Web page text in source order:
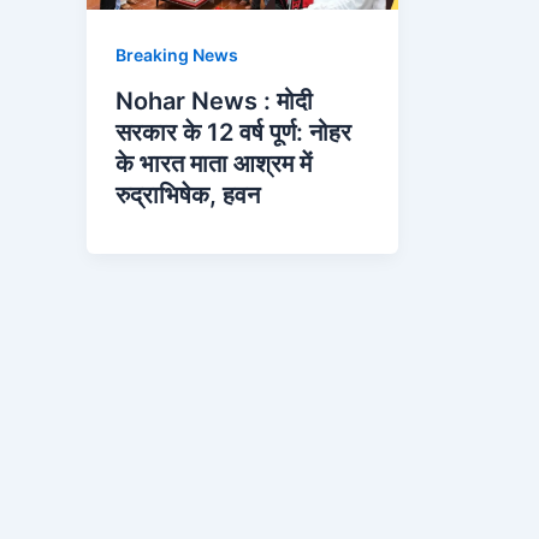
Breaking News
Nohar News : मोदी
सरकार के 12 वर्ष पूर्ण: नोहर
के भारत माता आश्रम में
रुद्राभिषेक, हवन